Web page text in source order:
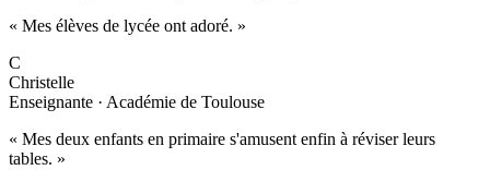
« Mes élèves de lycée ont adoré. »
C
Christelle
Enseignante · Académie de Toulouse
« Mes deux enfants en primaire s'amusent enfin à réviser leurs
tables. »